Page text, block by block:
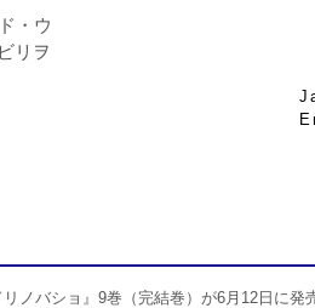
ノバショ』9巻（完結巻）が6月12日に発